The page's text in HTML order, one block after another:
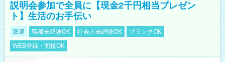
説明会参加で全員に【現金2千円相当プレゼン
ト】生活のお手伝い
派遣 職種未経験OK 社会人未経験OK
ブランクOK
WEB登録・面接OK